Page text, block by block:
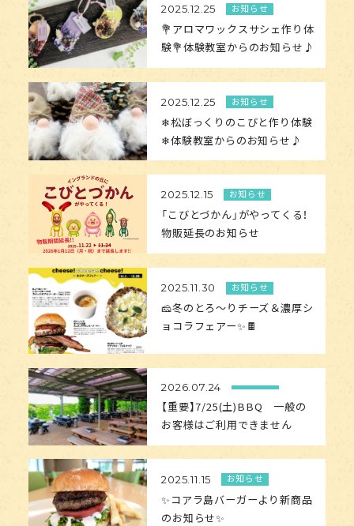
2025.12.25 お知らせ
💐アロマワックスサシェ作り体
験💐体験教室からのお知らせ♪
2025.12.25 お知らせ
❄松ぼっくりのこびと作り体験
❄体験教室からのお知らせ♪
2025.12.15 お知らせ
「こびとづかん」がやってくる！
物販延長のお知らせ
2025.11.30 お知らせ
🧀冬のとろ〜りチーズ＆濃厚シ
ョコラフェアー✨🍫
2026.07.24
【重要】7/25(土)BBQ 一般の
お客様はご利用できません
2025.11.15 お知らせ
✨コアラ島バーガーより新商品
のお知らせ✨